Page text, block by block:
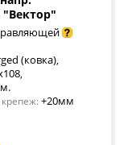
"Вектор"
(ковка),
,
+20мм